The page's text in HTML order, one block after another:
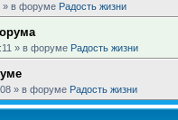
» в форуме Радость жизни
» в форуме Радость жизни
» в форуме Радость жизни